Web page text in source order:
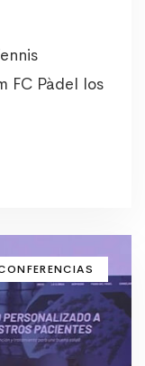
FC Pàdel los